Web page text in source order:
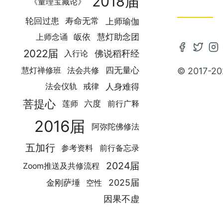
轮回过患 寿命无常 上师瑜伽
上师念诵 皈依 慧灯助念团
2022届 入行论 佛说稻秆经
慧灯禅修班 法会共修 四无量心
法会仪轨 戒律 人身难得
菩提心 莲师 六度 前行广释
2016届 阿弥陀佛修法
五加行 参考资料
前行备忘录
Zoom推送及共修流程
2024届
金刚萨埵 空性 2025届
因果不虚
Open
account
Open
© 2017-